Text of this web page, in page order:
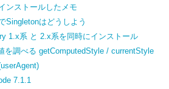
ンストールしたメモ
Singletonはどうしよう
1.x系 と 2.x系を同時にインストール
を調べる getComputedStyle / currentStyle
7.1.1